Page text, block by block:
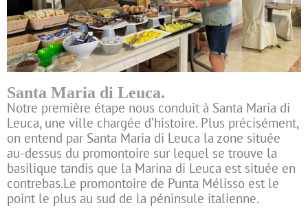
Santa Maria di Leuca.
Notre première étape nous conduit à Santa Maria di
Leuca, une ville chargée d’histoire. Plus précisément,
on entend par Santa Maria di Leuca la zone située
au-dessus du promontoire sur lequel se trouve la
basilique tandis que la Marina di Leuca est située en
contrebas.Le promontoire de Punta Mélisso est le
point le plus au sud de la péninsule italienne.